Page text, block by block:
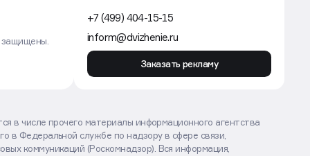
+7 (499) 404-15-15
inform@dvizhenie.ru
Заказать рекламу
в числе прочего материалы информационного агентства
в Федеральной службе по надзору в сфере связи,
коммуникаций (Роскомнадзор). Вся информация,